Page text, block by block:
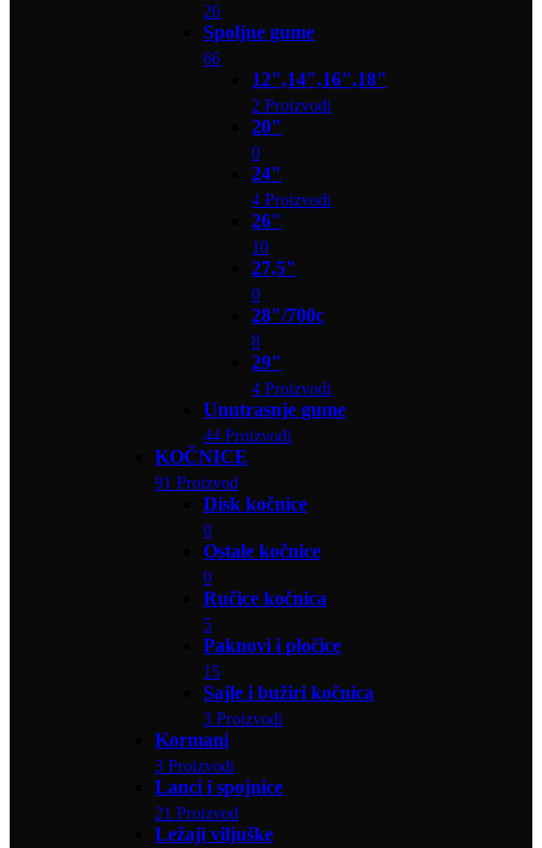
26
Spoljne gume
66
12",14",16",18"
2 Proizvodi
20"
0
24"
4 Proizvodi
26"
10
27,5"
0
28"/700c
8
29"
4 Proizvodi
Unutrasnje gume
44 Proizvodi
KOČNICE
91 Proizvod
Disk kočnice
0
Ostale kočnice
0
Ručice kočnica
5
Paknovi i pločice
15
Sajle i bužiri kočnica
3 Proizvodi
Kormani
3 Proizvodi
Lanci i spojnice
21 Proizvod
Ležaji viljuške